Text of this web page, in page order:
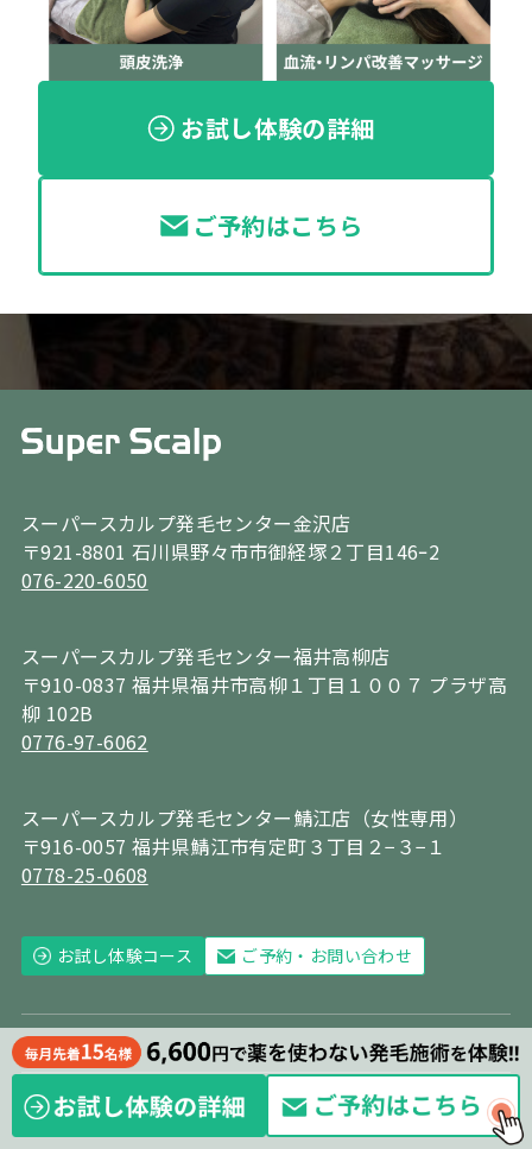
お試し体験の詳細
ご予約はこちら
スーパースカルプ発毛センター金沢店
〒921-8801 石川県野々市市御経塚２丁目146ｰ2
076-220-6050
スーパースカルプ発毛センター福井高柳店
〒910-0837 福井県福井市高柳１丁目１００７ プラザ高
柳 102B
0776-97-6062
スーパースカルプ発毛センター鯖江店（女性専用）
〒916-0057 福井県鯖江市有定町３丁目２−３−１
0778-25-0608
お試し体験コース ご予約・お問い合わせ
ホーム
発毛症例